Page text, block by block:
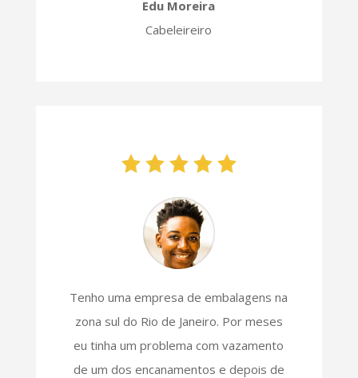
Edu Moreira
Cabeleireiro
Tenho uma empresa de embalagens na
zona sul do Rio de Janeiro. Por meses
eu tinha um problema com vazamento
de um dos encanamentos e depois de